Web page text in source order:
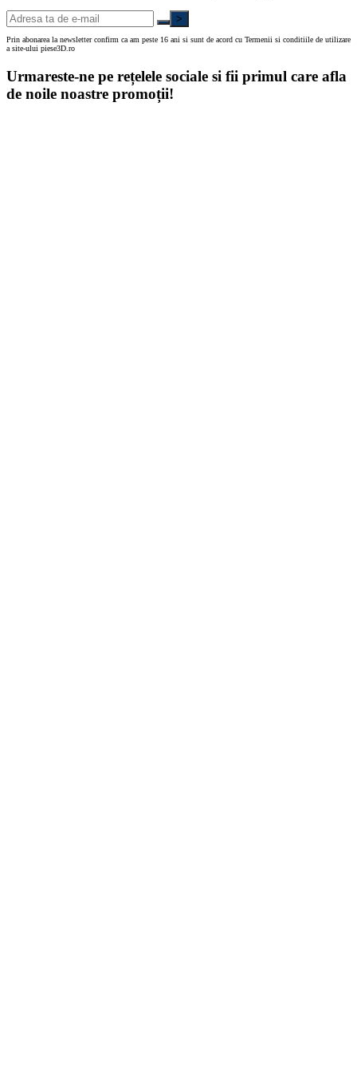
>
Prin abonarea la newsletter confirm ca am peste 16 ani si sunt de acord cu Termenii si conditiile de utilizare
a site-ului piese3D.ro
Urmareste-ne pe rețelele sociale si fii primul care afla
de noile noastre promoții!